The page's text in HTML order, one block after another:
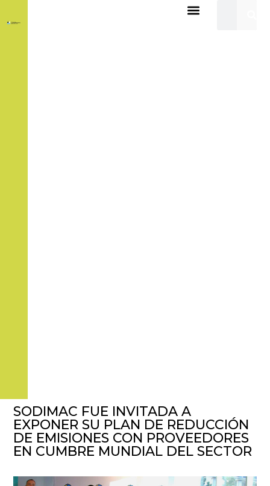
SODIMAC FUE INVITADA A
EXPONER SU PLAN DE REDUCCIÓN
DE EMISIONES CON PROVEEDORES
EN CUMBRE MUNDIAL DEL SECTOR